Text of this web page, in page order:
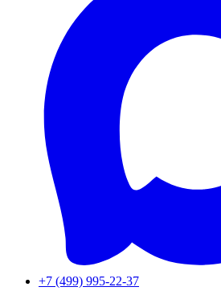
+7 (499) 995-22-37